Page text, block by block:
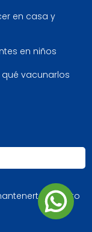
en casa y
en niños
vacunarlos
al tanto